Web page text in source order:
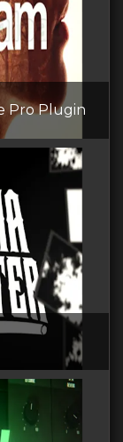
Pro Plugin